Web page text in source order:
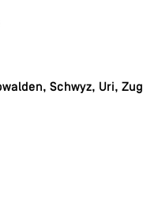
Schwyz, Uri, Zug